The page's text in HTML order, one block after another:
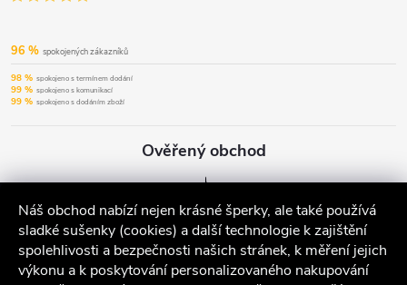
Náš obchod nabízí nejen krásné šperky, ale také používá
sladké sušenky (cookies) a další technologie k zajištění
spolehlivosti a bezpečnosti našich stránek, k měření jejich
výkonu a k poskytování personalizovaného nakupování
96 % spokojených zákazníků
98 % spokojeno s termínem dodání
99 % spokojeno s komunikací
99 % spokojeno s dodáním zboží
Ověřený obchod